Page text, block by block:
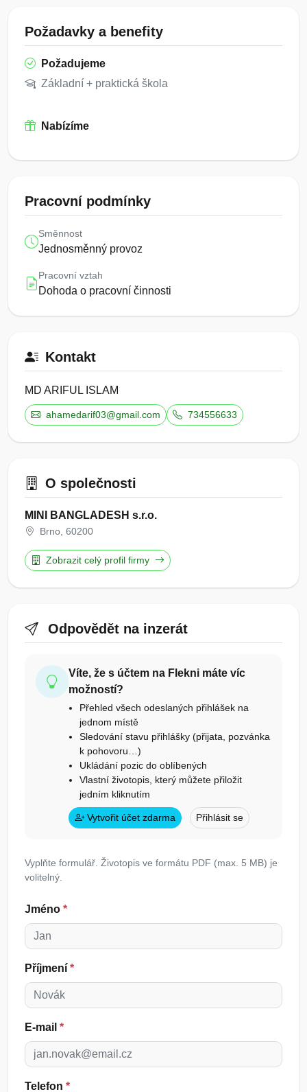
Požadavky a benefity
Požadujeme
Základní + praktická škola
Nabízíme
Pracovní podmínky
Směnnost
Jednosměnný provoz
Pracovní vztah
Dohoda o pracovní činnosti
Kontakt
MD ARIFUL ISLAM
ahamedarif03@gmail.com 734556633
O společnosti
MINI BANGLADESH s.r.o.
Brno, 60200
Zobrazit celý profil firmy
Odpovědět na inzerát
Víte, že s účtem na Flekni máte víc
možností?
Přehled všech odeslaných přihlášek na
jednom místě
Sledování stavu přihlášky (přijata, pozvánka
k pohovoru…)
Ukládání pozic do oblíbených
Vlastní životopis, který můžete přiložit
jedním kliknutím
Vytvořit účet zdarma Přihlásit se
Vyplňte formulář. Životopis ve formátu PDF (max. 5 MB) je
volitelný.
Jméno *
Příjmení *
E-mail *
Telefon *